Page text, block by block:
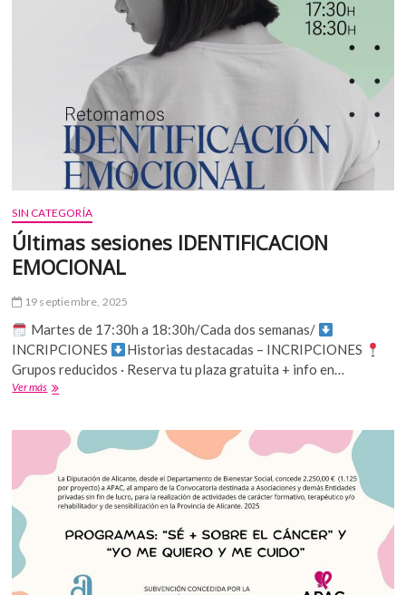
SIN CATEGORÍA
Últimas sesiones IDENTIFICACION
EMOCIONAL
19 septiembre, 2025
Martes de 17:30h a 18:30h/Cada dos semanas/
INCRIPCIONES
Historias destacadas – INCRIPCIONES
Grupos reducidos · Reserva tu plaza gratuita + info en…
Ver másÚltimas
EMOCIONAL